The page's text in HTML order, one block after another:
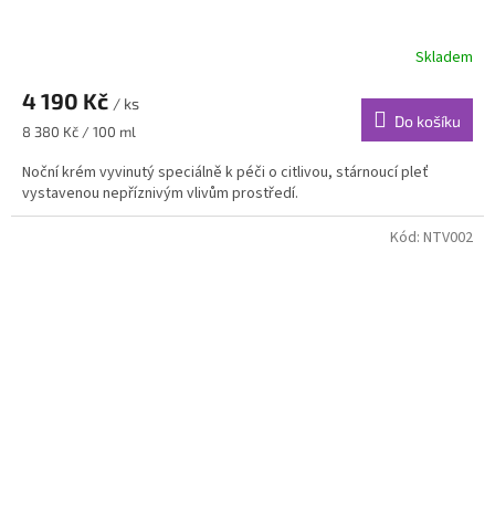
Skladem
4 190 Kč / ks
Měrná
8 380 Kč / 100 ml
Do košíku
Noční krém vyvinutý speciálně k péči o citlivou, stárnoucí pleť
vystavenou nepříznivým vlivům prostředí.
Kód: NTV002